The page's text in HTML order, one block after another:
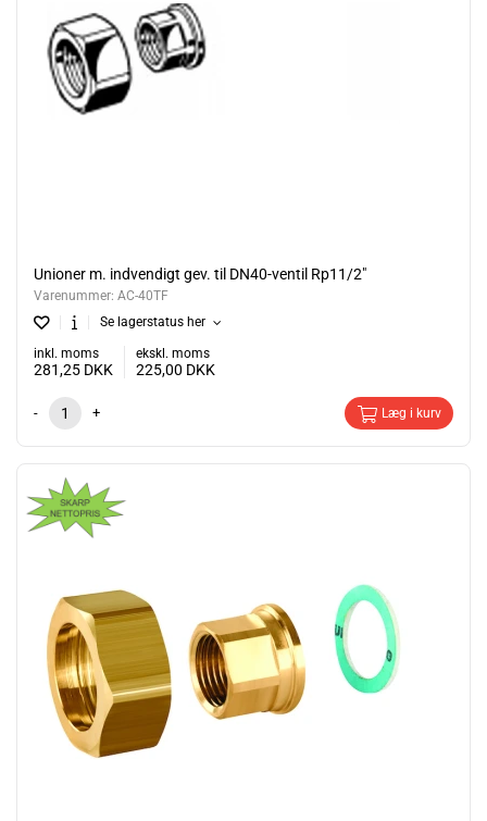
Unioner m. indvendigt gev. til DN40-ventil Rp11/2"
Varenummer: AC-40TF
Se lagerstatus her
inkl. moms
281,25 DKK
ekskl. moms
225,00 DKK
- + Læg i kurv